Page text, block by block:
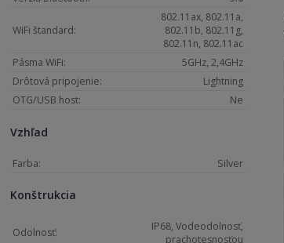
WiFi štandard:
802.11ax, 802.11a,
802.11b, 802.11g,
802.11n, 802.11ac
Pásma WiFi:
5GHz, 2,4GHz
Drôtová pripojenie:
Lightning
OTG/USB host:
Ne
Vzhľad
Farba: Silver
Konštrukcia
Odolnosť:
IP68, Vodeodolnosť,
prachotesnosťou